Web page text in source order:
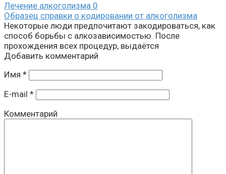
Лечение алкоголизма 0
Образец справки о кодировании от алкоголизма
Некоторые люди предпочитают закодироваться, как
способ борьбы с алкозависимостью. После
прохождения всех процедур, выдаётся
Добавить комментарий
Имя *
E-mail *
Комментарий